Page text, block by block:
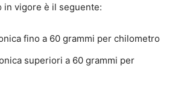
in vigore è il seguente:
fino a 60 grammi per chilometro
superiori a 60 grammi per